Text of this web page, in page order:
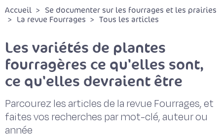
Accueil
Se documenter sur les fourrages et les prairies
La revue Fourrages
Tous les articles
Les variétés de plantes
fourragères ce qu'elles sont,
ce qu'elles devraient être
Parcourez les articles de la revue Fourrages, et
faites vos recherches par mot-clé, auteur ou
année